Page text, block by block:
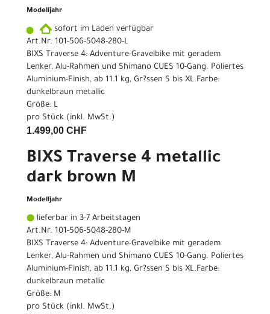
Modelljahr
sofort im Laden verfügbar
Art.Nr. 101-506-5048-280-L
BIXS Traverse 4: Adventure-Gravelbike mit geradem
Lenker, Alu-Rahmen und Shimano CUES 10-Gang. Poliertes
Aluminium-Finish, ab 11.1 kg, Gr?ssen S bis XL.Farbe:
dunkelbraun metallic
Größe: L
pro Stück (inkl. MwSt.)
1.499,00 CHF
BIXS Traverse 4 metallic
dark brown M
Modelljahr
lieferbar in 3-7 Arbeitstagen
Art.Nr. 101-506-5048-280-M
BIXS Traverse 4: Adventure-Gravelbike mit geradem
Lenker, Alu-Rahmen und Shimano CUES 10-Gang. Poliertes
Aluminium-Finish, ab 11.1 kg, Gr?ssen S bis XL.Farbe:
dunkelbraun metallic
Größe: M
pro Stück (inkl. MwSt.)